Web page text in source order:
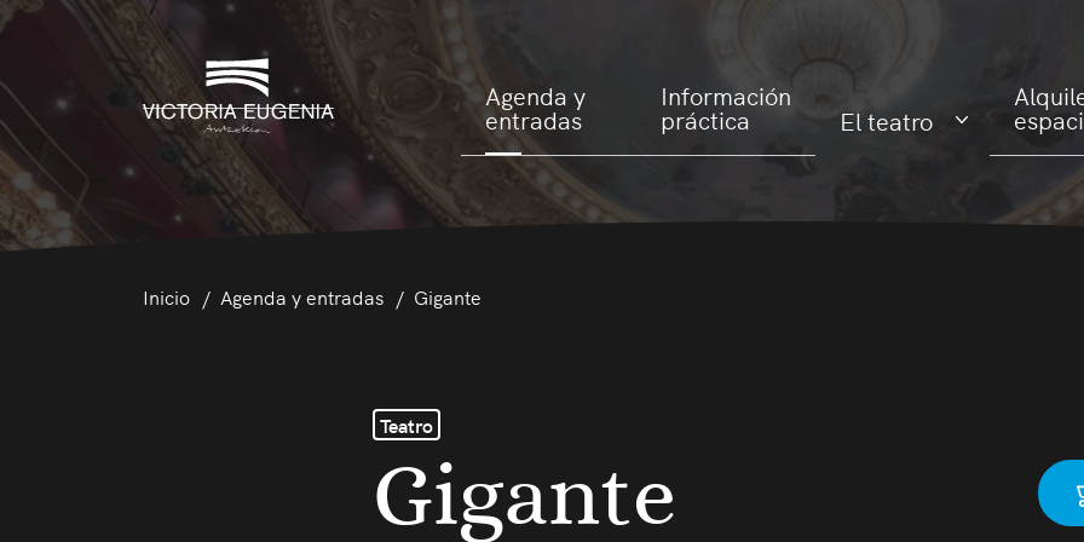
Agenda y
entradas
Información
práctica El teatro
Inicio Agenda y entradas Gigante
Teatro
Gigante